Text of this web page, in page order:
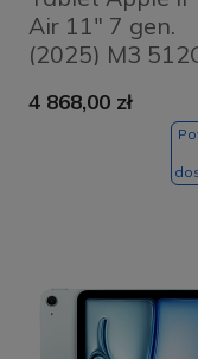
Air 11" 7 gen.
(2025) M3
Księżycowa
4 868,00 zł